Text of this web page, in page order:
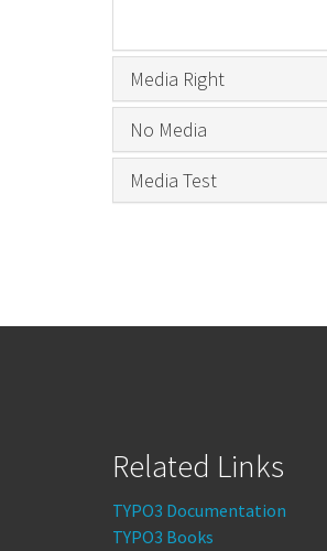
Media Right
No Media
Media Test
Related Links
TYPO3 Documentation
TYPO3 Books